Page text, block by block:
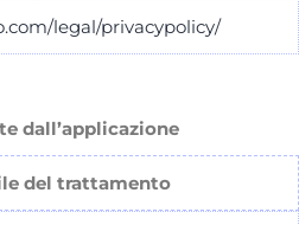
legal/privacypolicy/
dall’applicazione
del trattamento